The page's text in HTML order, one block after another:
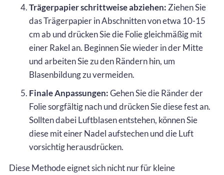
Trägerpapier schrittweise abziehen: Ziehen Sie
das Trägerpapier in Abschnitten von etwa 10-15
cm ab und drücken Sie die Folie gleichmäßig mit
einer Rakel an. Beginnen Sie wieder in der Mitte
und arbeiten Sie zu den Rändern hin, um
Blasenbildung zu vermeiden.
Finale Anpassungen:Gehen Sie die Ränder der
Folie sorgfältig nach und drücken Sie diese fest an.
Sollten dabei Luftblasen entstehen, können Sie
diese mit einer Nadel aufstechen und die Luft
vorsichtig herausdrücken.
Diese Methode eignet sich nicht nur für kleine